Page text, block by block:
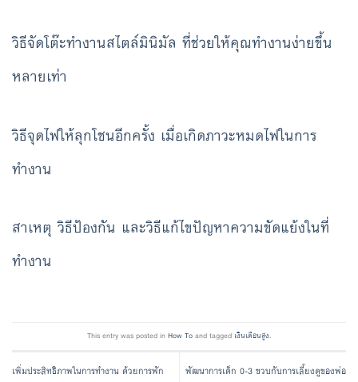
วิธีจัดโต๊ะทำงานสไตล์มินิมัล ที่ช่วยให้คุณทำงานง่ายขึ้น
หลายเท่า
วิธีจุดไฟให้ลุกโชนอีกครั้ง เมื่อเกิดภาวะหมดไฟในการ
ทำงาน
สาเหตุ วิธีป้องกัน และวิธีแก้ไขปัญหาความขัดแย้งในที่
ทำงาน
This entry was posted inHow Toand tagged เงินเดือนสูง.
เพิ่มประสิทธิภาพในการทำงาน ด้วยการพัก
พัฒนาการเด็ก 0-3 ขวบกับการเลี้ยงดูของพ่อ